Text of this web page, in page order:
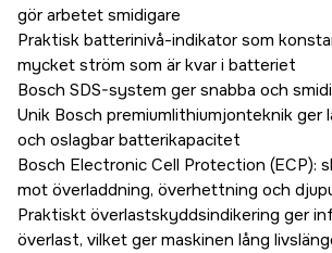
gör arbetet smidigare
Praktisk batterinivå-indikator som
mycket ström som är kvar i batteriet
Bosch SDS-system ger snabba och
Unik Bosch premiumlithiumjonteknik ger
och oslagbar batterikapacitet
Bosch Electronic Cell Protection (ECP):
mot överladdning, överhettning och
Praktiskt överlastskyddsindikering ger
överlast, vilket ger maskinen lång